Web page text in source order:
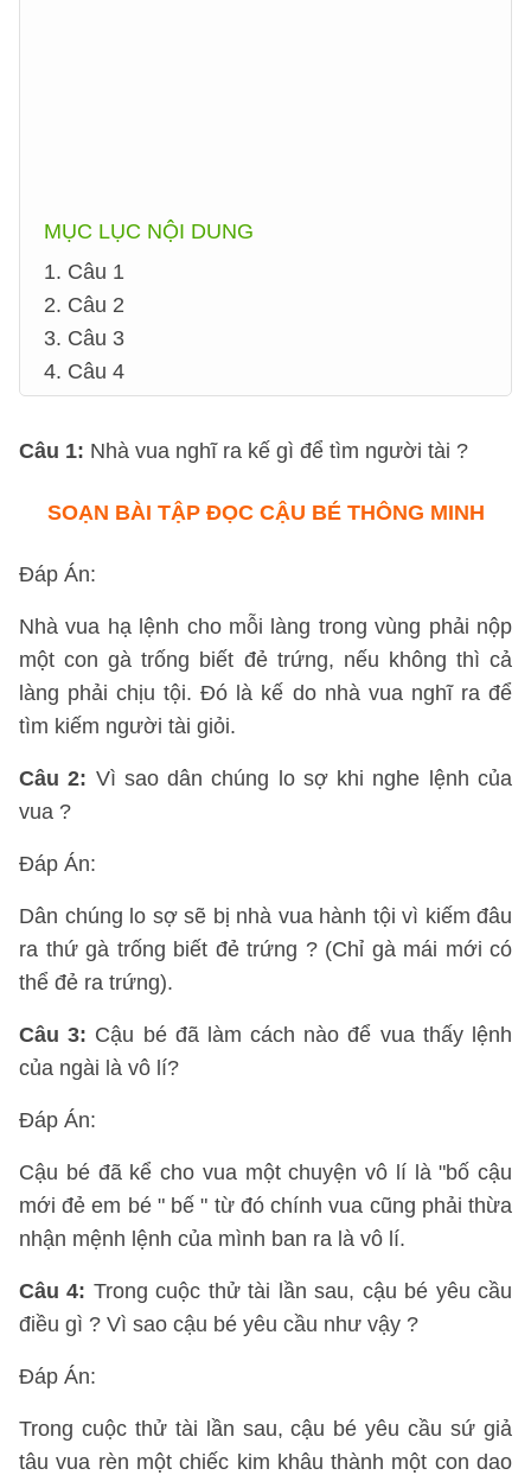
MỤC LỤC NỘI DUNG
1. Câu 1
2. Câu 2
3. Câu 3
4. Câu 4
Câu 1: Nhà vua nghĩ ra kế gì để tìm người tài ?
SOẠN BÀI TẬP ĐỌC CẬU BÉ THÔNG MINH
Đáp Án:
Nhà vua hạ lệnh cho mỗi làng trong vùng phải nộp
một con gà trống biết đẻ trứng, nếu không thì cả
làng phải chịu tội. Đó là kế do nhà vua nghĩ ra để
tìm kiếm người tài giỏi.
Câu 2: Vì sao dân chúng lo sợ khi nghe lệnh của
vua ?
Đáp Án:
Dân chúng lo sợ sẽ bị nhà vua hành tội vì kiếm đâu
ra thứ gà trống biết đẻ trứng ? (Chỉ gà mái mới có
thể đẻ ra trứng).
Câu 3​​​​​​​: Cậu bé đã làm cách nào để vua thấy lệnh
của ngài là vô lí?
Đáp Án:
Cậu bé đã kể cho vua một chuyện vô lí là "bố cậu
mới đẻ em bé " bế " từ đó chính vua cũng phải thừa
nhận mệnh lệnh của mình ban ra là vô lí.
Câu 4​​​​​​​: Trong cuộc thử tài lần sau, cậu bé yêu cầu
điều gì ? Vì sao cậu bé yêu cầu như vậy ?
Đáp Án:
Trong cuộc thử tài lần sau, cậu bé yêu cầu sứ giả
tâu vua rèn một chiếc kim khâu thành một con dao